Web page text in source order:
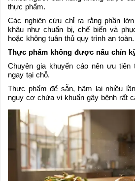
thực phẩm.
Các nghiên cứu chỉ ra rằng phần
khâu như chuẩn bị, chế biến và
hoặc không tuân thủ quy trình an toàn.
Thực phẩm không được nấu chín
Chuyên gia khuyến cáo nên ưu
ngay tại chỗ.
Thực phẩm để sẵn, hâm lại nhiều
nguy cơ chứa vi khuẩn gây bệnh rất